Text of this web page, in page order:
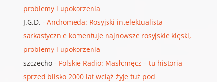
problemy i upokorzenia
J.G.D. - Andromeda: Rosyjski intelektualista
sarkastycznie komentuje najnowsze rosyjskie klęski,
problemy i upokorzenia
szczecho- Polskie Radio: Masłomęcz – tu historia
sprzed blisko 2000 lat wciąż żyje tuż pod